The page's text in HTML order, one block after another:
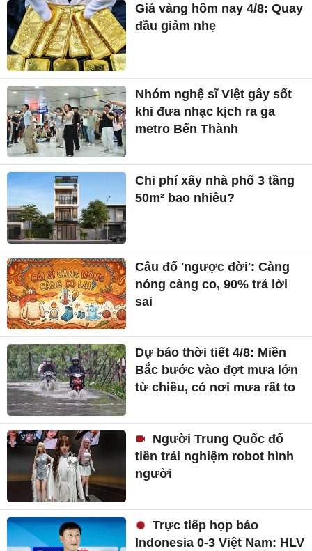
Giá vàng hôm nay 4/8: Quay
đầu giảm nhẹ
Nhóm nghệ sĩ Việt gây sốt
khi đưa nhạc kịch ra ga
metro Bến Thành
Chi phí xây nhà phố 3 tầng
50m² bao nhiêu?
Câu đố 'ngược đời': Càng
nóng càng co, 90% trả lời
sai
Dự báo thời tiết 4/8: Miền
Bắc bước vào đợt mưa lớn
từ chiều, có nơi mưa rất to
Người Trung Quốc đổ
tiền trải nghiệm robot hình
người
Trực tiếp họp báo
Indonesia 0-3 Việt Nam: HLV